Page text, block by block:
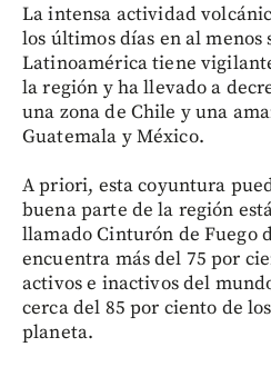
La intensa actividad
los últimos días en al menos
Latinoamérica tiene
la región y ha llevado a
una zona de Chile y una
Guatemala y México.
A priori, esta coyuntura
buena parte de la región
llamado Cinturón de Fuego
encuentra más del 75 por
activos e inactivos del
cerca del 85 por ciento de
planeta.